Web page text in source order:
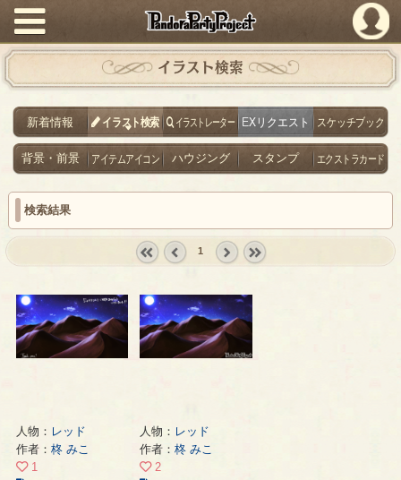
PandoraPartyProject
イラスト検索
新着情報 イラスト検索 イラストレーター EXリクエスト スケッチブック
背景・前景 アイテムアイコン ハウジング スタンプ エクストラカード
検索結果
1
人物： レッド
作者： 柊 みこ
1
人物： レッド
作者：柊 みこ
2